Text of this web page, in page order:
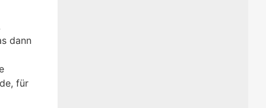
dann
für